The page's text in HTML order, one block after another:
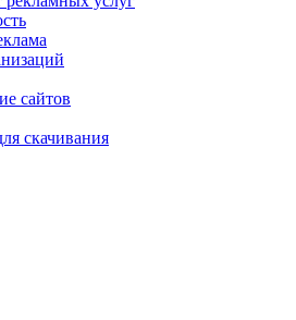
сайтов
скачивания